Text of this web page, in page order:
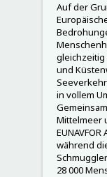
Auf der
und
in vollem
Mittelmeer
während
28 000